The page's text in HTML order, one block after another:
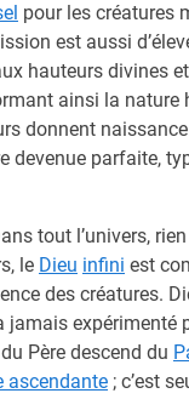
pour les créatures
est aussi
hauteurs divines
ainsi la nature
donnent
devenue parfaite,
tout l’univers,
le Dieu infini est
des créatures.
jamais
du Père descend du
ascendante ; c’est